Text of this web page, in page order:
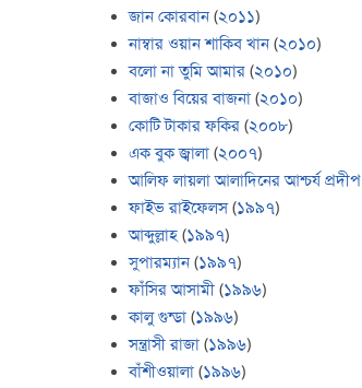
জান কোরবান (২০১১)
নাম্বার ওয়ান শাকিব খান (২০১০)
বলো না তুমি আমার (২০১০)
বাজাও বিয়ের বাজনা (২০১০)
কোটি টাকার ফকির (২০০৮)
এক বুক জ্বালা (২০০৭)
আলিফ লায়লা আলাদিনের আশ্চর্য প্রদীপ
ফাইভ রাইফেলস(১৯৯৭)
আব্দুল্লাহ (১৯৯৭)
সুপারম্যান (১৯৯৭)
ফাঁসির আসামী (১৯৯৬)
কালু গুন্ডা (১৯৯৬)
সন্ত্রাসী রাজা (১৯৯৬)
বাঁশীওয়ালা (১৯৯৬)